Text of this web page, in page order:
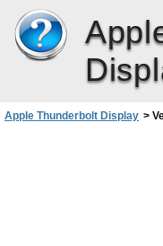
Apple Thunderbolt Display >